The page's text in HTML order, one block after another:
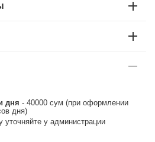
дня - 40000 сум (при оформлении
дня)
уточняйте у администрации